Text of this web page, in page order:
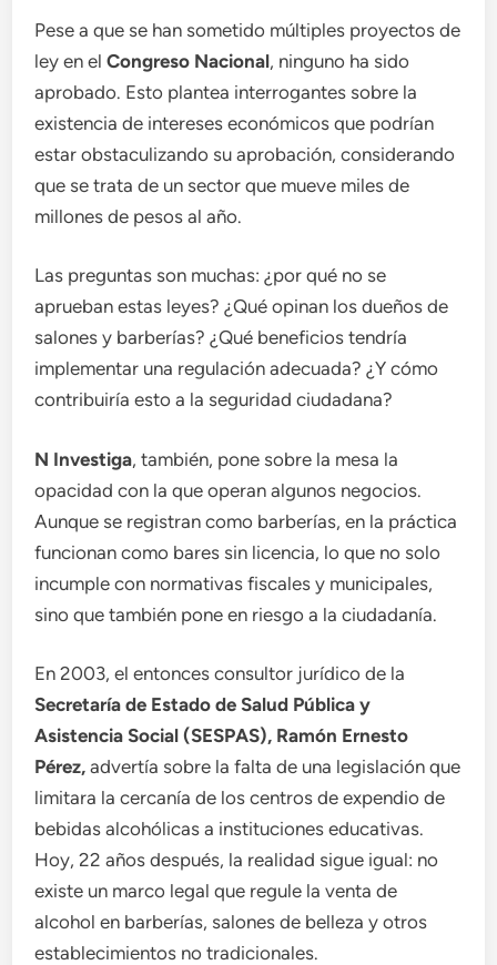
Pese a que se han sometido múltiples proyectos de
ley en el Congreso Nacional, ninguno ha sido
aprobado. Esto plantea interrogantes sobre la
existencia de intereses económicos que podrían
estar obstaculizando su aprobación, considerando
que se trata de un sector que mueve miles de
millones de pesos al año.
Las preguntas son muchas: ¿por qué no se
aprueban estas leyes? ¿Qué opinan los dueños de
salones y barberías? ¿Qué beneficios tendría
implementar una regulación adecuada? ¿Y cómo
contribuiría esto a la seguridad ciudadana?
N Investiga, también, pone sobre la mesa la
opacidad con la que operan algunos negocios.
Aunque se registran como barberías, en la práctica
funcionan como bares sin licencia, lo que no solo
incumple con normativas fiscales y municipales,
sino que también pone en riesgo a la ciudadanía.
En 2003, el entonces consultor jurídico de la
Secretaría de Estado de Salud Pública y
Asistencia Social (SESPAS), Ramón Ernesto
Pérez, advertía sobre la falta de una legislación que
limitara la cercanía de los centros de expendio de
bebidas alcohólicas a instituciones educativas.
Hoy, 22 años después, la realidad sigue igual: no
existe un marco legal que regule la venta de
alcohol en barberías, salones de belleza y otros
establecimientos no tradicionales.